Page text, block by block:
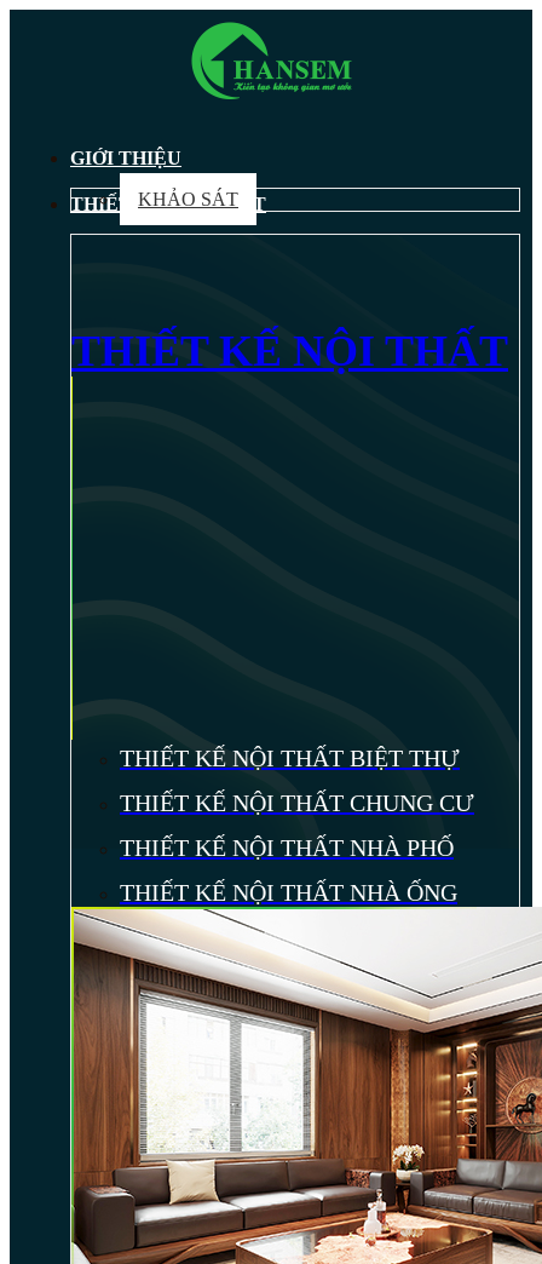
GIỚI THIỆU
KHẢO SÁT
THIẾT KẾ NỘI THẤT
THIẾT KẾ NỘI THẤT
THIẾT KẾ NỘI THẤT BIỆT THỰ
THIẾT KẾ NỘI THẤT CHUNG CƯ
THIẾT KẾ NỘI THẤT NHÀ PHỐ
THIẾT KẾ NỘI THẤT NHÀ ỐNG